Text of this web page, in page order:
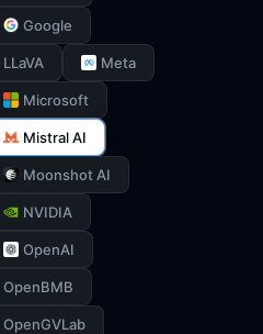
Google
LLaVA Meta
Microsoft
Mistral AI
Moonshot AI
NVIDIA
OpenAI
OpenBMB
OpenGVLab